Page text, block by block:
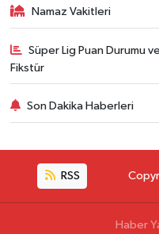
Namaz Vakitleri
Süper Lig Puan Durumu ve
Fikstür
Son Dakika Haberleri
RSS
Haber